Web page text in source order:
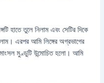
হাতে তুলে নিলাম এবং সেটির দিকে
এরপর আমি লিঙ্গের অগ্রভাগের
মাংসল মুণ্ডুটি উন্মোচিত হলো। আমি